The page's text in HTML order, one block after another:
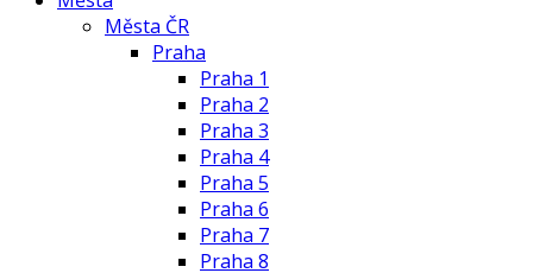
Města ČR
Praha
Praha 1
Praha 2
Praha 3
Praha 4
Praha 5
Praha 6
Praha 7
Praha 8